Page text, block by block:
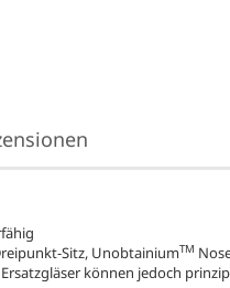
Sitz, UnobtainiumTM
können jedoch